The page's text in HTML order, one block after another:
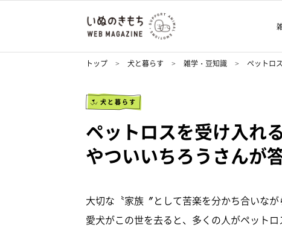
トップ 犬と暮らす 雑学・豆知識 ペットロ
犬と暮らす
ペットロスを受け入れ
やついいちろうさんが
大切な〝家族〞として苦楽を分かち合いな
愛犬がこの世を去ると、多くの人がペット